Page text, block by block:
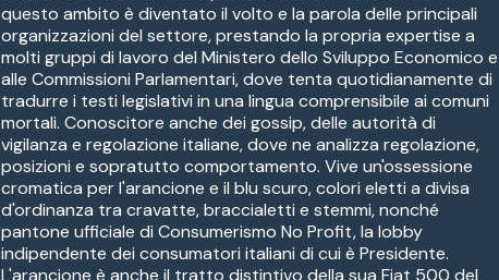
questo ambito è diventato il volto e la parola delle principali
organizzazioni del settore, prestando la propria expertise a
molti gruppi di lavoro del Ministero dello Sviluppo Economico e
alle Commissioni Parlamentari, dove tenta quotidianamente di
tradurre i testi legislativi in una lingua comprensibile ai comuni
mortali. Conoscitore anche dei gossip, delle autorità di
vigilanza e regolazione italiane, dove ne analizza regolazione,
posizioni e sopratutto comportamento. Vive un'ossessione
cromatica per l'arancione e il blu scuro, colori eletti a divisa
d'ordinanza tra cravatte, braccialetti e stemmi, nonché
pantone ufficiale di Consumerismo No Profit, la lobby
indipendente dei consumatori italiani di cui è Presidente.
L'arancione è anche il tratto distintivo della sua Fiat 500 del